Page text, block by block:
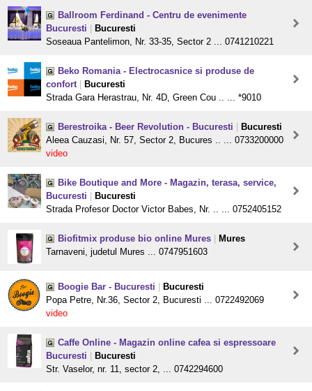
Ballroom Ferdinand - Centru de evenimente
Bucuresti
Bucuresti
Soseaua Pantelimon, Nr. 33-35, Sector 2 ... 0741210221
Beko Romania - Electrocasnice si produse de
confort
Bucuresti
Strada Gara Herastrau, Nr. 4D, Green Cou .. ... *9010
Berestroika - Beer Revolution - Bucuresti
Bucuresti
Aleea Cauzasi, Nr. 57, Sector 2, Bucures .. ... 0733200000
video
Bike Boutique and More - Magazin, terasa, service,
Bucuresti
Bucuresti
Strada Profesor Doctor Victor Babes, Nr. .. ... 0752405152
Biofitmix produse bio online Mures
Mures
Tarnaveni, judetul Mures ... 0747951603
Boogie Bar - Bucuresti
Bucuresti
Popa Petre, Nr.36, Sector 2, Bucuresti ... 0722492069
video
Caffe Online - Magazin online cafea si espressoare
Bucuresti
Bucuresti
Str. Vaselor, nr. 11, sector 2, ... 0742294600